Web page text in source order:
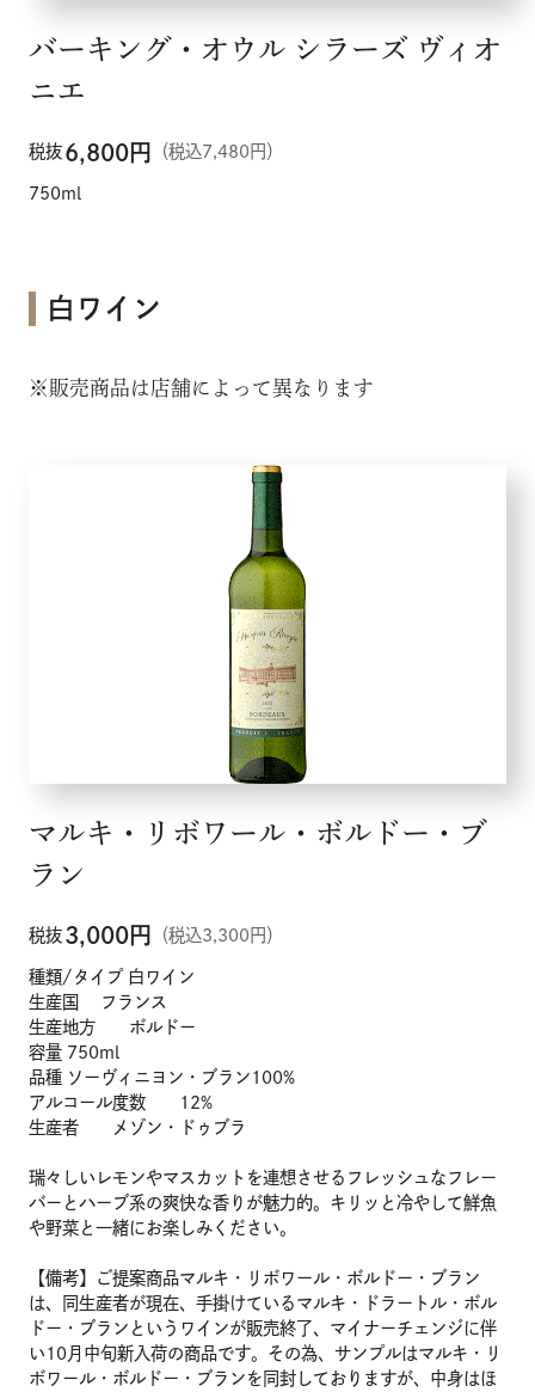
バーキング・オウル シラーズ ヴィオ
ニエ
税抜 6,800円 （税込7,480円）
750ml
白ワイン
※販売商品は店舗によって異なります
マルキ・リボワール・ボルドー・ブ
ラン
税抜 3,000円 （税込3,300円）
種類/タイプ 白ワイン
生産国 フランス
生産地方 ボルドー
容量 750ml
品種 ソーヴィニヨン・ブラン100%
アルコール度数 12%
生産者 メゾン・ドゥブラ
瑞々しいレモンやマスカットを連想させるフレッシュなフレー
バーとハーブ系の爽快な香りが魅力的。キリッと冷やして鮮魚
や野菜と一緒にお楽しみください。
【備考】ご提案商品マルキ・リボワール・ボルドー・ブラン
は、同生産者が現在、手掛けているマルキ・ドラートル・ボル
ドー・ブランというワインが販売終了、マイナーチェンジに伴
い10月中旬新入荷の商品です。その為、サンプルはマルキ・リ
ボワール・ボルドー・ブランを同封しておりますが、中身はほ